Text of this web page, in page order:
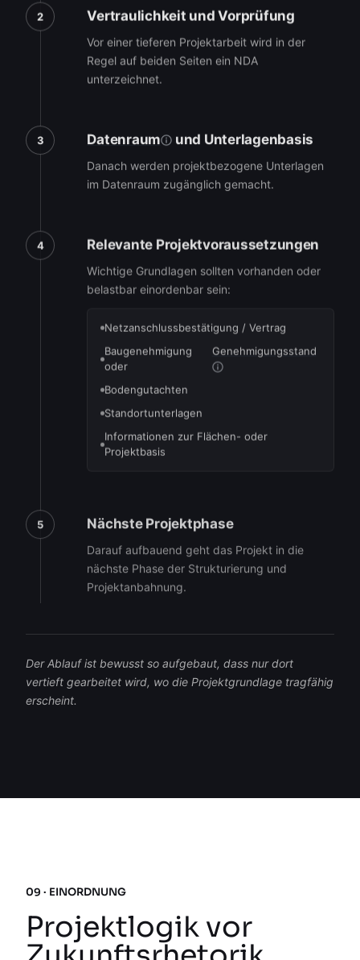
2 Vertraulichkeit und Vorprüfung
Vor einer tieferen Projektarbeit wird in der
Regel auf beiden Seiten ein NDA
unterzeichnet.
3 Datenraum und Unterlagenbasis
Danach werden projektbezogene Unterlagen
im Datenraum zugänglich gemacht.
4 Relevante Projektvoraussetzungen
Wichtige Grundlagen sollten vorhanden oder
belastbar einordenbar sein:
Netzanschlussbestätigung / Vertrag
Baugenehmigung
oder
Genehmigungsstand
Bodengutachten
Standortunterlagen
Informationen zur Flächen- oder
Projektbasis
5 Nächste Projektphase
Darauf aufbauend geht das Projekt in die
nächste Phase der Strukturierung und
Projektanbahnung.
Der Ablauf ist bewusst so aufgebaut, dass nur dort
vertieft gearbeitet wird, wo die Projektgrundlage tragfähig
erscheint.
09 · EINORDNUNG
Projektlogik vor